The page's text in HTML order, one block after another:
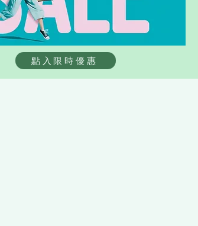
妥妥的“眉”咖現身。 3D眉
彿剛剛走出化
點入限時優惠